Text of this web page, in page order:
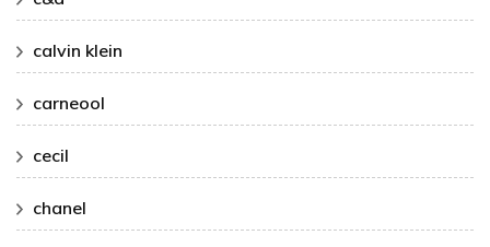
calvin klein
carneool
cecil
chanel